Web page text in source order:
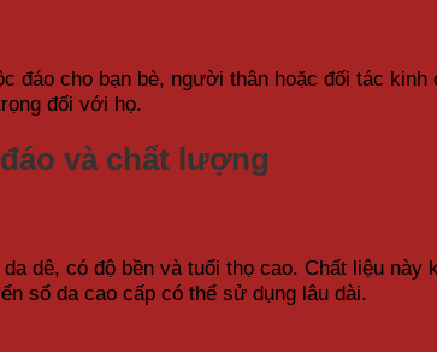
đáo cho bạn bè, người thân hoặc đối tác
đối với họ.
và chất lượng
dê, có độ bền và tuổi thọ cao. Chất liệu
sổ da cao cấp có thể sử dụng lâu dài.